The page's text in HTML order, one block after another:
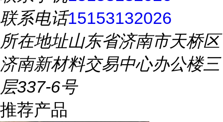
联系电话15153132026
所在地址山东省济南市天桥区
济南新材料交易中心办公楼三
层337-6号
推荐产品